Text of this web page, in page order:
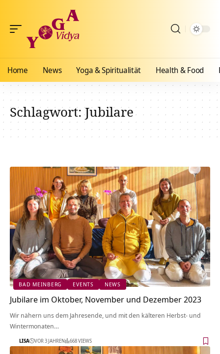
Home News Yoga & Spiritualität Health & Food
Schlagwort:Jubilare
BAD MEINBERG EVENTS NEWS
Jubilare im Oktober, November und Dezember 2023
Wir nähern uns dem Jahresende, und mit den kälteren Herbst- und
Wintermonaten…
LISA VOR 3 JAHREN 668 VIEWS